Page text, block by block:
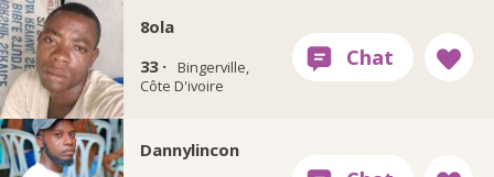
8ola
33 ·
Bingerville,
Côte D'ivoire
Dannylincon